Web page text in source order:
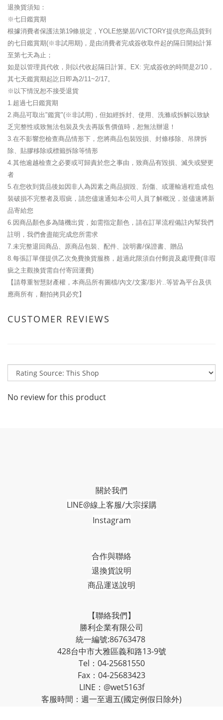
退換貨須知：
※七日鑑賞期
根據消費者保護法第19條規定，YOLE悠樂居/VICTORY提供您商品貨到
的七日鑑賞期(※非試用期)，是由消費者完成簽收取件起的隔日開始計算
至第七天為止；
如是以管理員代收，則以代收起隔日計算。EX: 完成簽收的時間是2/10，
其七天鑑賞期起訖日即為2/11~2/17。
※以下情況恕不接受退貨
1.超過七日鑑賞期
2.商品可取出"鑑賞"(※非試用)，但如經拆封、使用、洗滌或拆解以致缺
乏完整性或致無法包裝及失去再販售價值時，恕無法辦退！
3.在不影響您檢查商品情形下，您將商品包裝毀損、封條移除、吊牌拆
除、貼膠移除或標籤拆除等情形
4.其他逾越檢查之必要或可歸責於您之事由，致商品有毀損、滅失或變更
者
5.在您收到貨品後如因非人為因素之商品損毀、刮傷、或運輸過程造成包
裝破損不完整者及瑕疵，請您儘速通知本公司人員了解概況，並儘速將新
品寄給您
6.因商品顏色多為隨機出貨，如需指定顏色，請在訂單流程備註內幫我們
註明，我們會盡能完成您所需求
7.未完整退回商品、原商品包裝、配件、說明書/保證書、贈品
8.每張訂單僅提供乙次免費換貨服務，超過此限須自付郵資及處理費(非瑕
疵之主觀換貨需自付寄回運費)
【請尊重智慧財產權，本商品所有圖檔/內文/文案/影片..等皆為平台及供
應商所有，翻拍拷貝必究】
CUSTOMER REVIEWS
No review for this product
關於我們
LINE@線上客服/大宗採購
Instagram
合作與聯絡
退換貨說明
商品運送說明
【聯絡我們】
勝利企業有限公司
統一編號:86763478
428台中市大雅區義和路13-9號
Tel：04-25681550
Fax：04-25683423
LINE：@wet5163f
客服時間：週一至週五(國定例假日除外)